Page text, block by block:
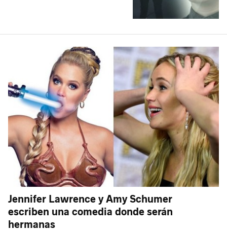
Jennifer Lawrence y Amy Schumer
escriben una comedia donde serán
hermanas